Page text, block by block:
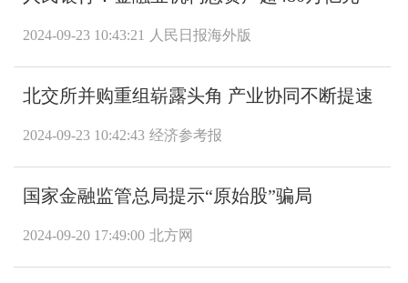
2024-09-23 10:43:21 人民日报海外版
北交所并购重组崭露头角 产业协同不断提速
2024-09-23 10:42:43 经济参考报
国家金融监管总局提示“原始股”骗局
2024-09-20 17:49:00 北方网